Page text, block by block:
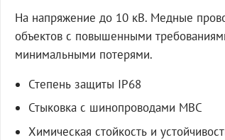
На напряжение до 10 кВ. Медные
объектов с повышенными
минимальными потерями.
Степень защиты IP68
Стыковка с шинопроводами МВС
Химическая стойкость и